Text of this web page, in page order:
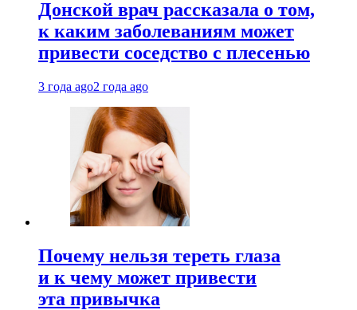
Донской врач рассказала о том,
к каким заболеваниям может
привести соседство с плесенью
3 года ago2 года ago
Почему нельзя тереть глаза
и к чему может привести
эта привычка